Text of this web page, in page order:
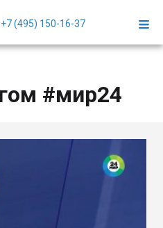
+7 (495) 150-16-37
#мир24